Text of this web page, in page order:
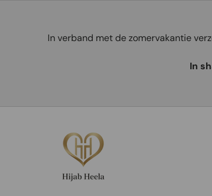
In verband met de zomervakantie
In